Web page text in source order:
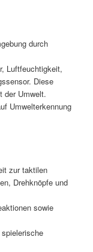
durch
Luftfeuchtigkeit,
Diese
der Umwelt.
Umwelterkennung
zur taktilen
Drehknöpfe und
sowie